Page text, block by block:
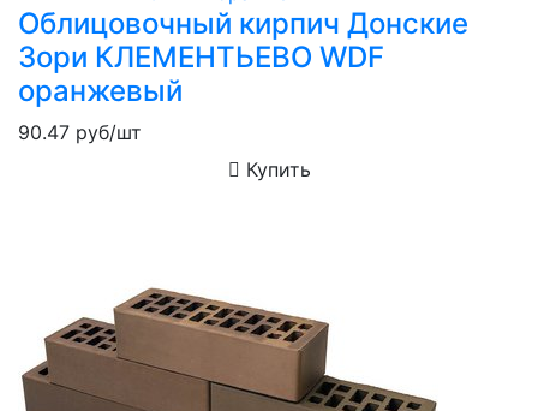
Облицовочный кирпич Донские
Зори КЛЕМЕНТЬЕВО WDF
оранжевый
90.47 руб/шт
Купить